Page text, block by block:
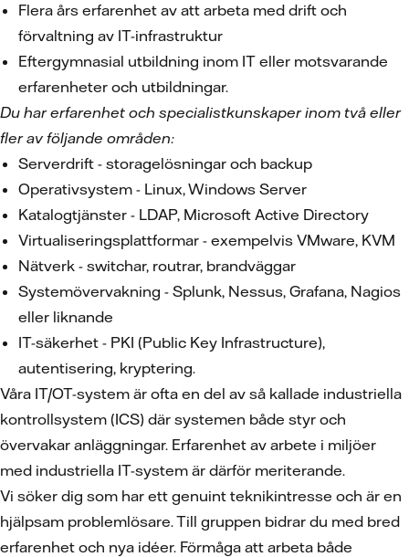
Flera års erfarenhet av att arbeta med drift och
förvaltning av IT-infrastruktur
Eftergymnasial utbildning inom IT eller motsvarande
erfarenheter och utbildningar.
Du har erfarenhet och specialistkunskaper inom två eller
fler av följande områden:
Serverdrift - storagelösningar och backup
Operativsystem - Linux, Windows Server
Katalogtjänster - LDAP, Microsoft Active Directory
Virtualiseringsplattformar - exempelvis VMware, KVM
Nätverk - switchar, routrar, brandväggar
Systemövervakning - Splunk, Nessus, Grafana, Nagios
eller liknande
IT-säkerhet - PKI (Public Key Infrastructure),
autentisering, kryptering.
Våra IT/OT-system är ofta en del av så kallade industriella
kontrollsystem (ICS) där systemen både styr och
övervakar anläggningar. Erfarenhet av arbete i miljöer
med industriella IT-system är därför meriterande.
Vi söker dig som har ett genuint teknikintresse och är en
hjälpsam problemlösare. Till gruppen bidrar du med bred
erfarenhet och nya idéer. Förmåga att arbeta både